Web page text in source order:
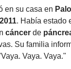
en su casa en
. Había estado
cáncer de
Su familia
Vaya. Vaya."